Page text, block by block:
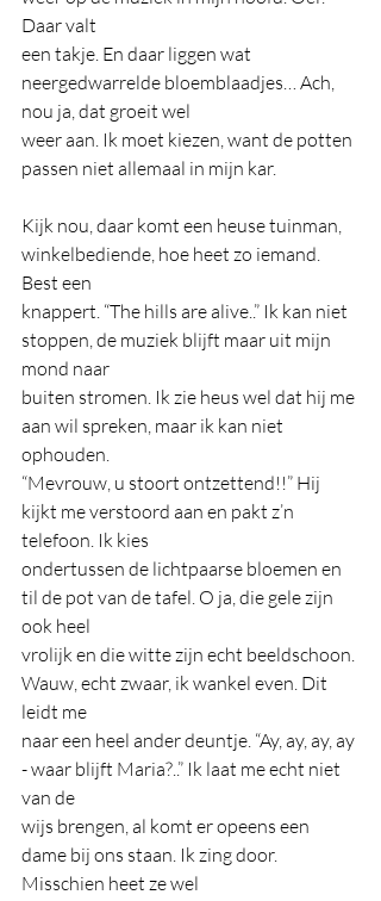
Daar valt
een takje. En daar liggen wat
neergedwarrelde bloemblaadjes… Ach,
nou ja, dat groeit wel
weer aan. Ik moet kiezen, want de potten
passen niet allemaal in mijn kar.
Kijk nou, daar komt een heuse tuinman,
winkelbediende, hoe heet zo iemand.
Best een
knappert. “The hills are alive..” Ik kan niet
stoppen, de muziek blijft maar uit mijn
mond naar
buiten stromen. Ik zie heus wel dat hij me
aan wil spreken, maar ik kan niet
ophouden.
“Mevrouw, u stoort ontzettend!!” Hij
kijkt me verstoord aan en pakt z’n
telefoon. Ik kies
ondertussen de lichtpaarse bloemen en
til de pot van de tafel. O ja, die gele zijn
ook heel
vrolijk en die witte zijn echt beeldschoon.
Wauw, echt zwaar, ik wankel even. Dit
leidt me
naar een heel ander deuntje. “Ay, ay, ay, ay
- waar blijft Maria?..” Ik laat me echt niet
van de
wijs brengen, al komt er opeens een
dame bij ons staan. Ik zing door.
Misschien heet ze wel